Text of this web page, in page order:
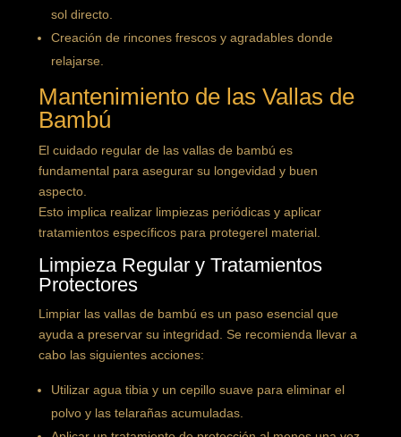
sol directo.
Creación de rincones frescos y agradables donde
relajarse.
Mantenimiento de las Vallas de
Bambú
El cuidado regular de las vallas de bambú es
fundamental para asegurar su longevidad y buen
aspecto.
Esto implica realizar limpiezas periódicas y aplicar
tratamientos específicos para protegerel material.
Limpieza Regular y Tratamientos
Protectores
Limpiar las vallas de bambú es un paso esencial que
ayuda a preservar su integridad. Se recomienda llevar a
cabo las siguientes acciones:
Utilizar agua tibia y un cepillo suave para eliminar el
polvo y las telarañas acumuladas.